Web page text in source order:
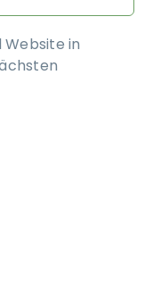
Website in